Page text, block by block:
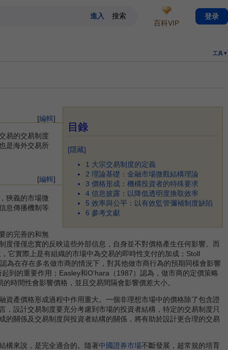
工具▼
目錄
[隱藏]
1 大宗交易制度的定義
2 理論基礎：金融市場微觀結構理論
3 價格形成：機構投資者的特殊要求
4 信息披露：以降低透明度換取效率
5 效率與公平：以有效監管彌補制度缺陷
6 參考文獻
[編輯]
易的交易制度
是海外交易所
[編輯]
狹義的市場微
息傳播機制等
的完善的和無
僅僅忠實的反映這些外部信息，自身並不對價格產生任何影響。而
它實際上是有組織的市場中為交易的即時性支付的加成；Stoll
為在存在多名做市商的情況下，對其他做市商行為的預期同樣會影響
到的重要作用；Easley和O‘hara（1987）認為，做市商的定價策略
時間性會影響價格，並且交易間隔會影響價差大小。
產價格形成過程中作用重大。一個非理想市場中的價格除了包含證
，設計交易制度要充分考慮到市場的投資者結構，特定的交易制度只
關係及交易制度與投資者結構的關係，將有助於設計更合理的交易
構來說，是完全適合的。隨著中國證券市場不斷發展，超常規的培育
百科VIP
登录